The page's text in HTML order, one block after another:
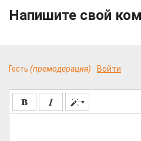
Напишите свой
Гость (премодерация) Войти